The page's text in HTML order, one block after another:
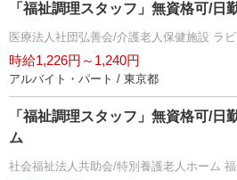
「福祉調理スタッフ」無資格可/日
医療法人社団弘善会/介護老人保健施設 ラ
時給1,226円～1,240円
アルバイト・パート / 東京都
「福祉調理スタッフ」無資格可/日
ム
社会福祉法人共助会/特別養護老人ホーム